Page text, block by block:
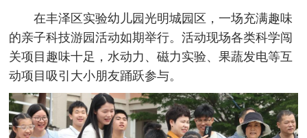
在丰泽区实验幼儿园光明城园区，一场充满趣味
的亲子科技游园活动如期举行。活动现场各类科学闯
关项目趣味十足，水动力、磁力实验、果蔬发电等互
动项目吸引大小朋友踊跃参与。